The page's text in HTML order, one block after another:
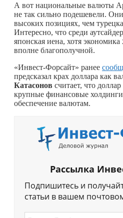
А вот национальные валюты
не так сильно подешевели. Они
высоких позициях, чем
Интересно, что среди
японская иена, хотя
вполне благополучной.
«Инвест-Форсайт» ранее
предсказал крах доллара как
Катасонов считает, что
крупные финансовые холдинги
обеспечение валютам.
Рассылка
Подпишитесь и
статьи в вашем